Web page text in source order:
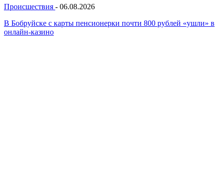
Происшествия - 06.08.2026
В Бобруйске с карты пенсионерки почти 800 рублей «ушли» в
онлайн-казино